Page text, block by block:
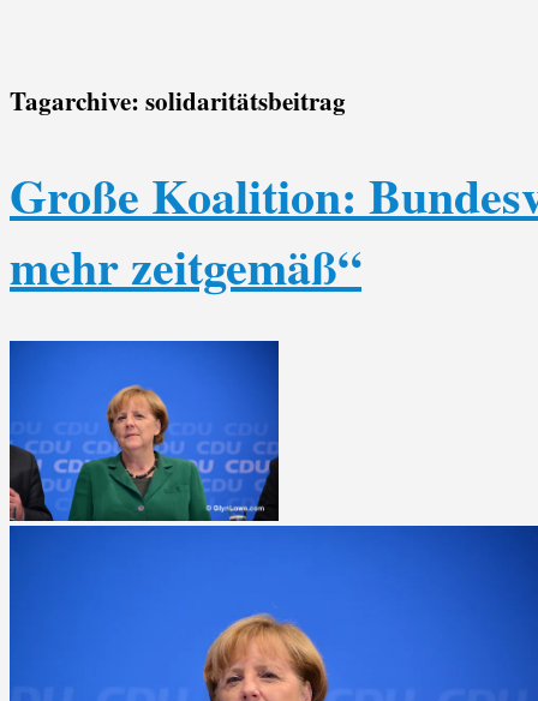
Tagarchive: solidaritätsbeitrag
Große Koalition:
mehr zeitgemäß“